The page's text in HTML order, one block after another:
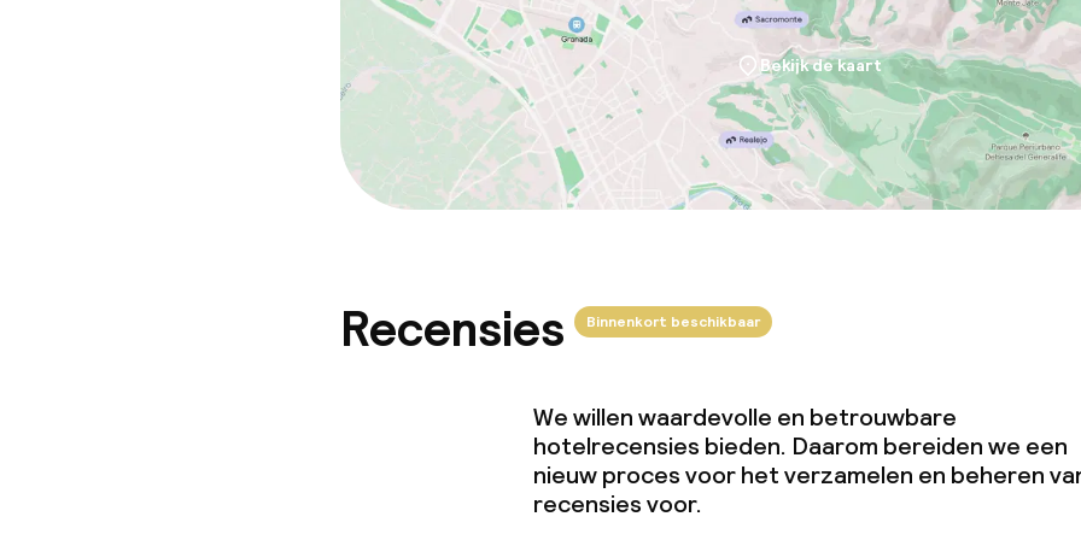
Bekijk de kaart
Recensies Binnenkort beschikbaar
We willen waardevolle en betrouwbare
hotelrecensies bieden. Daarom bereiden we een
nieuw proces voor het verzamelen en beheren
recensies voor.